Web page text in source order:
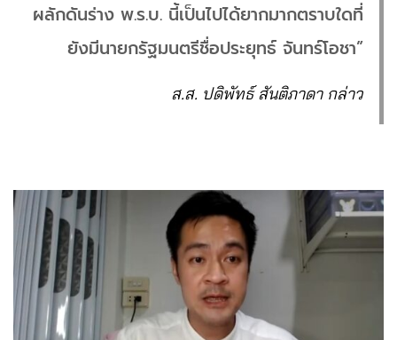
ผลักดันร่าง พ.ร.บ. นี้เป็นไปได้ยากมากตราบใดที่
ยังมีนายกรัฐมนตรีชื่อประยุทธ์ จันทร์โอชา”
ส.ส. ปดิพัทธ์ สันติภาดา กล่าว